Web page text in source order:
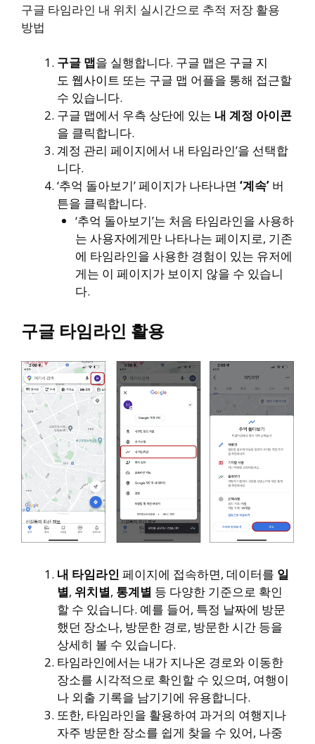
구글 타임라인 내 위치 실시간으로 추적 저장 활용
방법
구글 맵을 실행합니다. 구글 맵은 구글 지
도 웹사이트 또는 구글 맵 어플을 통해 접근할
수 있습니다.
구글 맵에서 우측 상단에 있는 내 계정 아이콘
을 클릭합니다.
계정 관리 페이지에서 내 타임라인’을 선택합
니다.
‘추억 돌아보기’ 페이지가 나타나면 ‘계속’ 버
튼을 클릭합니다.
‘추억 돌아보기’는 처음 타임라인을 사용하
는 사용자에게만 나타나는 페이지로, 기존
에 타임라인을 사용한 경험이 있는 유저에
게는 이 페이지가 보이지 않을 수 있습니
다.
구글 타임라인 활용
내 타임라인 페이지에 접속하면, 데이터를 일
별, 위치별, 통계별 등 다양한 기준으로 확인
할 수 있습니다. 예를 들어, 특정 날짜에 방문
했던 장소나, 방문한 경로, 방문한 시간 등을
상세히 볼 수 있습니다.
타임라인에서는 내가 지나온 경로와 이동한
장소를 시각적으로 확인할 수 있으며, 여행이
나 외출 기록을 남기기에 유용합니다.
또한, 타임라인을 활용하여 과거의 여행지나
자주 방문한 장소를 쉽게 찾을 수 있어, 나중